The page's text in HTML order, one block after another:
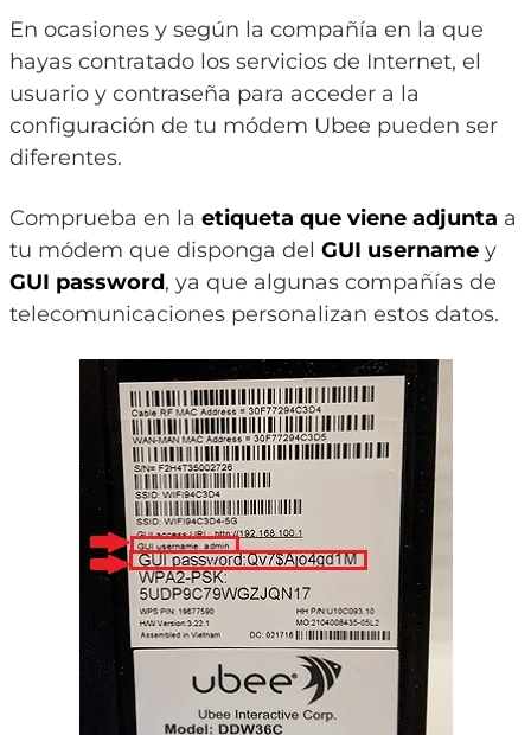
En ocasiones y según la compañía en la que
hayas contratado los servicios de Internet, el
usuario y contraseña para acceder a la
configuración de tu módem Ubee pueden ser
diferentes.
Comprueba en la etiqueta que viene adjunta a
tu módem que disponga del GUI username y
GUI password, ya que algunas compañías de
telecomunicaciones personalizan estos datos.